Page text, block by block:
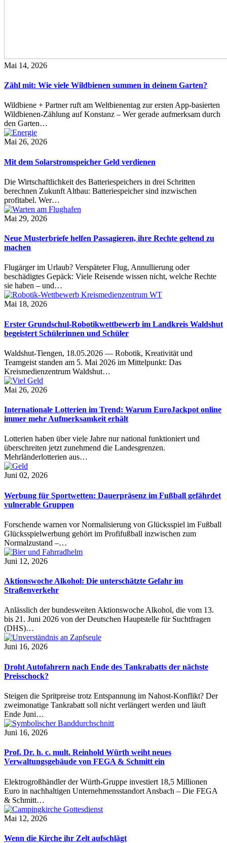
Mai 14, 2026
Zähl mit: Wie viele Wildbienen summen in deinem Garten?
Wildbiene + Partner ruft am Weltbienentag zur ersten App-basierten
Wildbienen-Zählung auf Konstanz – Wer gerade aufmerksam durch
den Garten…
Mai 26, 2026
Mit dem Solarstromspeicher Geld verdienen
Die Wirtschaftlichkeit des Batteriespeichers in drei Schritten
berechnen Zukunft Altbau: Batteriespeicher sind inzwischen
profitabel. Wer…
Mai 29, 2026
Neue Musterbriefe helfen Passagieren, ihre Rechte geltend zu
machen
Flugärger im Urlaub? Verspäteter Flug, Annullierung oder
beschädigtes Gepäck: Viele Reisende wissen nicht, welche Rechte
sie haben – und…
Mai 18, 2026
Erster Grundschul-Robotikwettbewerb im Landkreis Waldshut
begeistert Schülerinnen und Schüler
Waldshut-Tiengen, 18.05.2026 — Robotik, Kreativität und
Teamgeist standen am 5. Mai 2026 im Mittelpunkt: Das
Kreismedienzentrum Waldshut…
Mai 26, 2026
Internationale Lotterien im Trend: Warum EuroJackpot online
immer mehr Aufmerksamkeit erhält
Lotterien haben über viele Jahre nur national funktioniert und
überschreiten jetzt zunehmend die Landesgrenzen.
Mehrländerlotterien aus…
Juni 02, 2026
Werbung für Sportwetten: Dauerpräsenz im Fußball gefährdet
vulnerable Gruppen
Forschende warnen vor Normalisierung von Glücksspiel im Fußball
Glücksspielwerbung gehört im Profifußball inzwischen zum
Normalzustand –…
Juni 12, 2026
Aktionswoche Alkohol: Die unterschätzte Gefahr im
Straßenverkehr
Anlässlich der bundesweiten Aktionswoche Alkohol, die vom 13.
bis 21. Juni 2026 von der Deutschen Hauptstelle für Suchtfragen
(DHS)…
Juni 16, 2026
Droht Autofahrern nach Ende des Tankrabatts der nächste
Preisschock?
Steigen die Spritpreise trotz Entspannung im Nahost-Konflikt? Der
zweimonatige Tankrabatt soll nicht verlängert werden und läuft
Ende Juni…
Juni 16, 2026
Prof. Dr. h. c. mult. Reinhold Würth weiht neues
Verwaltungsgebäude von FEGA & Schmitt ein
Elektrogroßhändler der Würth-Gruppe investiert 18,5 Millionen
Euro in nachhaltigen Unternehmensstandort Ansbach – Die FEGA
& Schmitt…
Mai 12, 2026
Wenn die Kirche ihr Zelt aufschlägt